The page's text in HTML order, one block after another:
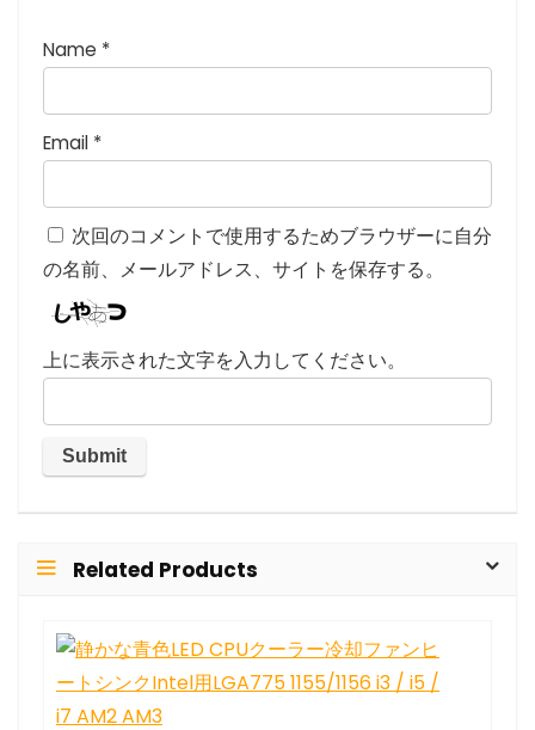
Name *
Email *
次回のコメントで使用するためブラウザーに自分
の名前、メールアドレス、サイトを保存する。
上に表示された文字を入力してください。
Related Products